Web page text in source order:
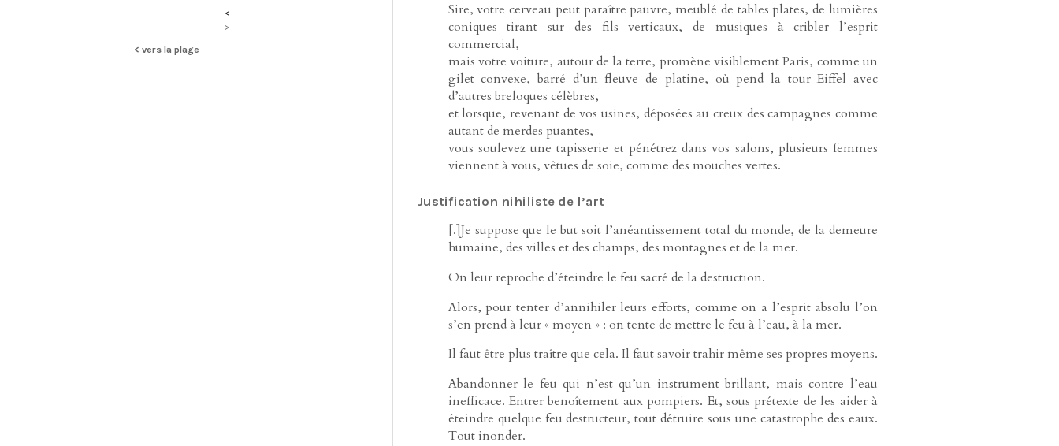
< vers la plage
<
>
Sire, votre cerveau peut paraître pauvre, meublé de tables plates, de lumières
coniques tirant sur des fils verticaux, de musiques à cribler l’esprit
commercial,
mais votre voiture, autour de la terre, promène visiblement Paris, comme un
gilet convexe, barré d’un fleuve de platine, où pend la tour Eiffel avec
d’autres breloques célèbres,
et lorsque, revenant de vos usines, déposées au creux des campagnes comme
autant de merdes puantes,
vous soulevez une tapisserie et pénétrez dans vos salons, plusieurs femmes
viennent à vous, vêtues de soie, comme des mouches vertes.
Justification nihiliste de l’art
[.]Je suppose que le but soit l’anéantissement total du monde, de la demeure
humaine, des villes et des champs, des montagnes et de la mer.
On leur reproche d’éteindre le feu sacré de la destruction.
Alors, pour tenter d’annihiler leurs efforts, comme on a l’esprit absolu l’on
s’en prend à leur « moyen » : on tente de mettre le feu à l’eau, à la mer.
Il faut être plus traître que cela. Il faut savoir trahir même ses propres moyens.
Abandonner le feu qui n’est qu’un instrument brillant, mais contre l’eau
inefficace. Entrer benoîtement aux pompiers. Et, sous prétexte de les aider à
éteindre quelque feu destructeur, tout détruire sous une catastrophe des eaux.
Tout inonder.